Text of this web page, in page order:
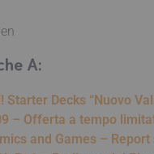
A:
Decks “Nuovo
– Offerta a tempo
and Games –